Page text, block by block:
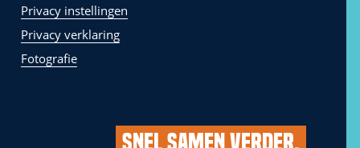
Privacy instellingen
Privacy verklaring
Fotografie